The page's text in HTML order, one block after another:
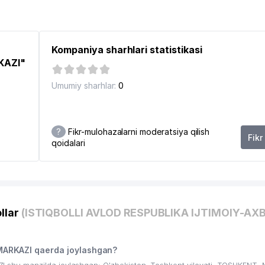
MA'LUMOT BYUROSI
Kompaniya sharhlari statistikasi
Umumiy sharhlar: 0
?
Fikr-mulohazalarni moderatsiya qilish
qoidalari
(ISTIQBOLLI AVLOD RESPUBLIKA IJTIMOIY-
qaerda joylashgan?